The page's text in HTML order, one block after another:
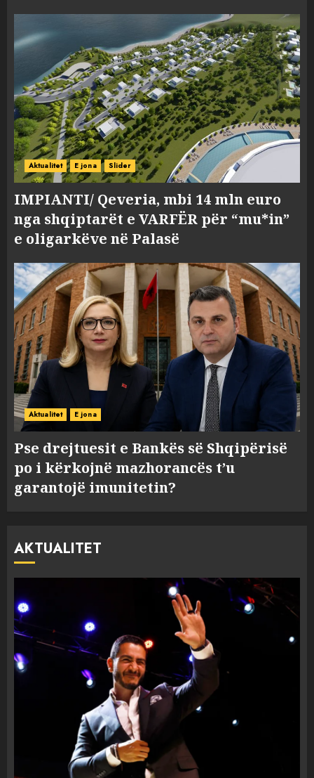
Aktualitet E jona Slider
IMPIANTI/ Qeveria, mbi 14 mln euro
nga shqiptarët e VARFËR për “mu*in”
e oligarkëve në Palasë
Aktualitet E jona
Pse drejtuesit e Bankës së Shqipërisë
po i kërkojnë mazhorancës t’u
garantojë imunitetin?
AKTUALITET